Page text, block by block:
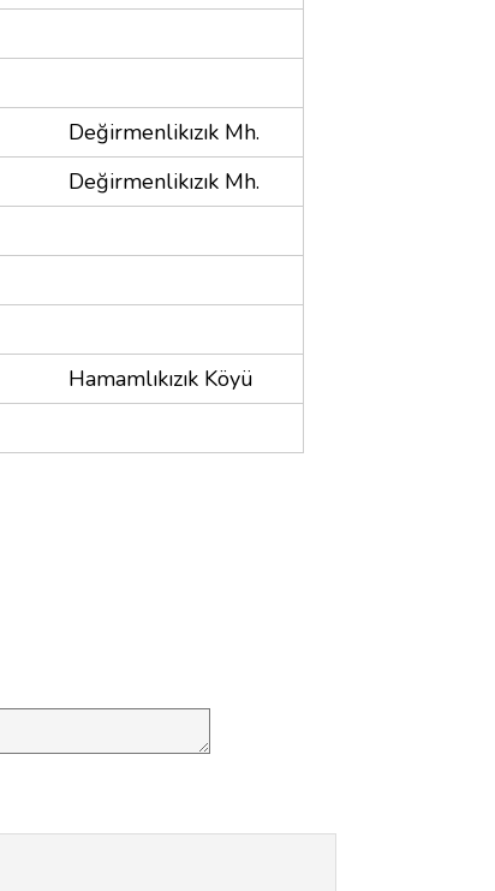
Değirmenlikızık Mh.
Değirmenlikızık Mh.
Hamamlıkızık Köyü